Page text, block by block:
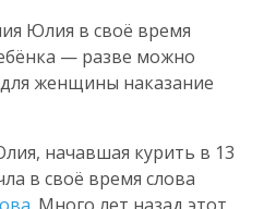
Юлия в своё время
— разве можно
женщины наказание
начавшая курить в 13
в своё время слова
. Много лет назад этот